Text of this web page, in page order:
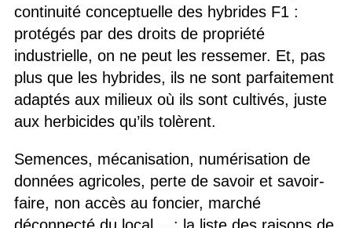
continuité conceptuelle des hybrides F1 :
protégés par des droits de propriété
industrielle, on ne peut les ressemer. Et, pas
plus que les hybrides, ils ne sont parfaitement
adaptés aux milieux où ils sont cultivés, juste
aux herbicides qu’ils tolèrent.
Semences, mécanisation, numérisation de
données agricoles, perte de savoir et savoir-
faire, non accès au foncier, marché